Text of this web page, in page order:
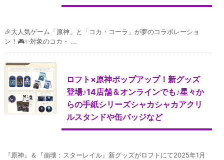
🎉大人気ゲーム「原神」と「コカ・コーラ」が夢のコラボレーショ
ン！🎮✨対象のコカ・ ...
ロフト×原神ポップアップ！新グッズ
登場♪14店舗＆オンラインでも♪星々か
らの手紙シリーズシャカシャカアクリ
ルスタンドや缶バッジなど
『原神』＆『崩壊：スターレイル』新グッズがロフトにて2025年1月